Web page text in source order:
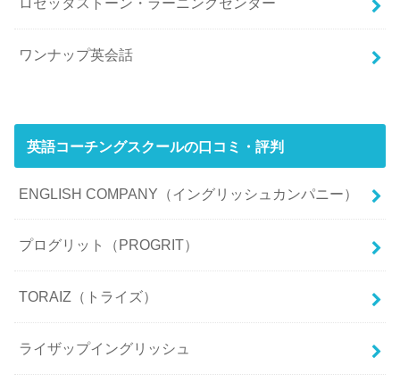
ワンナップ英会話
英語コーチングスクールの口コミ・評判
ENGLISH COMPANY（イングリッシュカンパニー）
プログリット（PROGRIT）
TORAIZ（トライズ）
ライザップイングリッシュ